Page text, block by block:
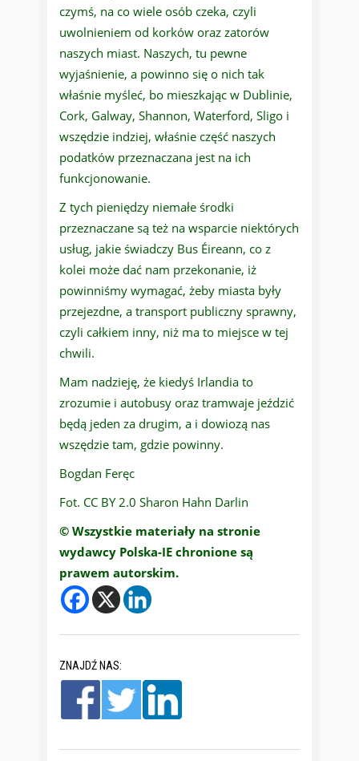
czymś, na co wiele osób czeka, czyli
uwolnieniem od korków oraz zatorów
naszych miast. Naszych, tu pewne
wyjaśnienie, a powinno się o nich tak
właśnie myśleć, bo mieszkając w Dublinie,
Cork, Galway, Shannon, Waterford, Sligo i
wszędzie indziej, właśnie część naszych
podatków przeznaczana jest na ich
funkcjonowanie.
Z tych pieniędzy niemałe środki
przeznaczane są też na wsparcie niektórych
usług, jakie świadczy Bus Éireann, co z
kolei może dać nam przekonanie, iż
powinniśmy wymagać, żeby miasta były
przejezdne, a transport publiczny sprawny,
czyli całkiem inny, niż ma to miejsce w tej
chwili.
Mam nadzieję, że kiedyś Irlandia to
zrozumie i autobusy oraz tramwaje jeździć
będą jeden za drugim, a i dowiozą nas
wszędzie tam, gdzie powinny.
Bogdan Feręc
Fot. CC BY 2.0 Sharon Hahn Darlin
© Wszystkie materiały na stronie
wydawcy Polska-IE chronione są
prawem autorskim.
ZNAJDŹ NAS: